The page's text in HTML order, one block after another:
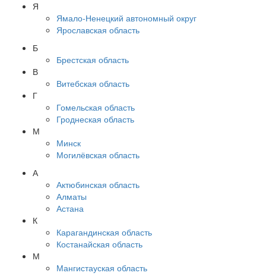
Я
Ямало-Ненецкий автономный округ
Ярославская область
Б
Брестская область
В
Витебская область
Г
Гомельская область
Гроднеская область
М
Минск
Могилёвская область
А
Актюбинская область
Алматы
Астана
К
Карагандинская область
Костанайская область
М
Мангистауская область